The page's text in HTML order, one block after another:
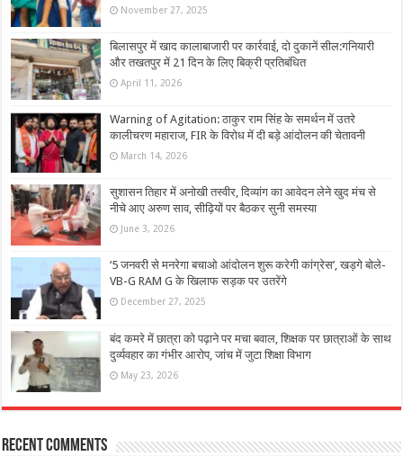
November 27, 2025
बिलासपुर में खाद कालाबाजारी पर कार्रवाई, दो दुकानें सील:गनियारी
और तखतपुर में 21 दिन के लिए बिक्री प्रतिबंधित
April 11, 2026
Warning of Agitation: ठाकुर राम सिंह के समर्थन में उतरे
कालीचरण महाराज, FIR के विरोध में दी बड़े आंदोलन की चेतावनी
March 14, 2026
सुशासन तिहार में अनोखी तस्वीर, दिव्यांग का आवेदन लेने खुद मंच से
नीचे आए अरुण साव, सीढ़ियों पर बैठकर सुनी समस्या
June 3, 2026
‘5 जनवरी से मनरेगा बचाओ आंदोलन शुरू करेगी कांग्रेस’, खड़गे बोले-
VB-G RAM G के खिलाफ सड़क पर उतरेंगे
December 27, 2025
बंद कमरे में छात्रा को पढ़ाने पर मचा बवाल, शिक्षक पर छात्राओं के साथ
दुर्व्यवहार का गंभीर आरोप, जांच में जुटा शिक्षा विभाग
May 23, 2026
Recent Comments